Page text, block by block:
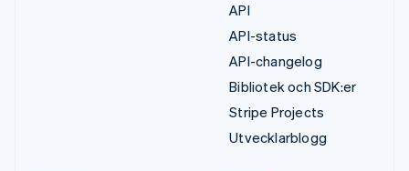
API
API-status
API-changelog
Bibliotek och SDK:er
Stripe Projects
Utvecklarblogg